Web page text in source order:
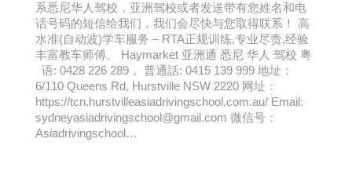
系悉尼华人驾校，亚洲驾校或者发送带有您姓名和电
话号码的短信给我们，我们会尽快与您取得联系！ 高
水准(自动波)学车服务 – RTA正规训练,专业尽责,经验
丰富教车师傅。 Haymarket 亚洲通 悉尼 华人 驾校 粤
语: 0428 226 289， 普通話: 0415 139 999 地址：
6/110 Queens Rd, Hurstville NSW 2220 网址：
https://tcn.hurstvilleasiadrivingschool.com.au/ Email:
sydneyasiadrivingschool@gmail.com 微信号：
Asiadrivingschool…